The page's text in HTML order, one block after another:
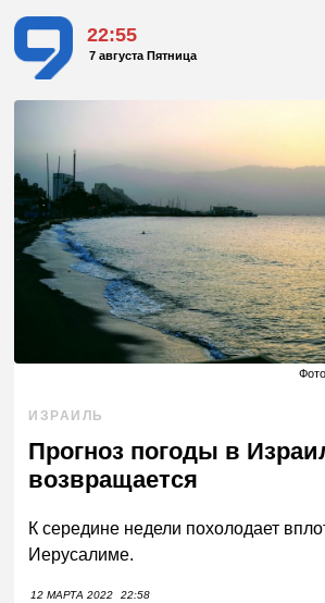
22:55
7 августа Пятница
ИЗРАИЛЬ
Прогноз погоды в
возвращается
К середине недели похолодает
Иерусалиме.
12 МАРТА 2022 22:58